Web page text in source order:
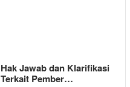
Hak Jawab dan Klarifikasi
Terkait Pember…